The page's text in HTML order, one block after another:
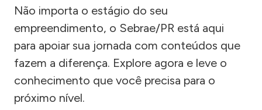
Não importa o estágio do seu
empreendimento, o Sebrae/PR está aqui
para apoiar sua jornada com conteúdos que
fazem a diferença. Explore agora e leve o
conhecimento que você precisa para o
próximo nível.